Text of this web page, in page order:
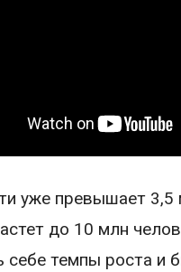
уже превышает
до 10 млн
себе темпы роста и